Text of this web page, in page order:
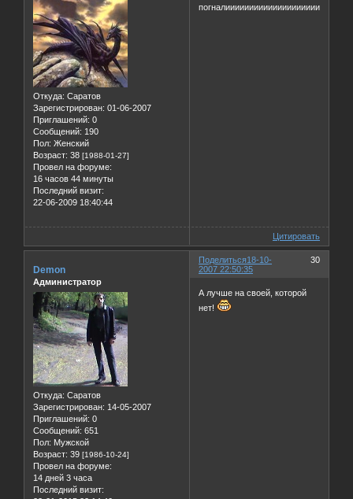
Откуда: Саратов
Зарегистрирован: 01-06-2007
Приглашений: 0
Сообщений: 190
Пол: Женский
Возраст: 38 [1988-01-27]
Провел на форуме:
16 часов 44 минуты
Последний визит:
22-06-2009 18:40:44
Цитировать
Поделиться 30
18-10-
2007 22:50:35
Demon
Администратор
Откуда: Саратов
Зарегистрирован: 14-05-2007
Приглашений: 0
Сообщений: 651
Пол: Мужской
Возраст: 39 [1986-10-24]
Провел на форуме:
14 дней 3 часа
Последний визит:
А лучше на своей, которой
нет!